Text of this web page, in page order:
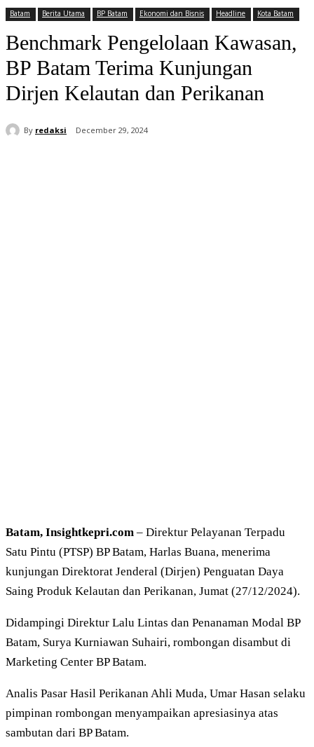
Batam Berita Utama BP Batam Ekonomi dan Bisnis Headline Kota Batam
Benchmark Pengelolaan Kawasan,
BP Batam Terima Kunjungan
Dirjen Kelautan dan Perikanan
By redaksi December 29, 2024
Batam, Insightkepri.com – Direktur Pelayanan Terpadu
Satu Pintu (PTSP) BP Batam, Harlas Buana, menerima
kunjungan Direktorat Jenderal (Dirjen) Penguatan Daya
Saing Produk Kelautan dan Perikanan, Jumat (27/12/2024).
Didampingi Direktur Lalu Lintas dan Penanaman Modal BP
Batam, Surya Kurniawan Suhairi, rombongan disambut di
Marketing Center BP Batam.
Analis Pasar Hasil Perikanan Ahli Muda, Umar Hasan selaku
pimpinan rombongan menyampaikan apresiasinya atas
sambutan dari BP Batam.